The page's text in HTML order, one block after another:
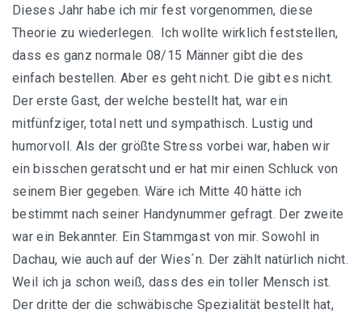
Dieses Jahr habe ich mir fest vorgenommen, diese
Theorie zu wiederlegen. Ich wollte wirklich feststellen,
dass es ganz normale 08/15 Männer gibt die des
einfach bestellen. Aber es geht nicht. Die gibt es nicht.
Der erste Gast, der welche bestellt hat, war ein
mitfünfziger, total nett und sympathisch. Lustig und
humorvoll. Als der größte Stress vorbei war, haben wir
ein bisschen geratscht und er hat mir einen Schluck von
seinem Bier gegeben. Wäre ich Mitte 40 hätte ich
bestimmt nach seiner Handynummer gefragt. Der zweite
war ein Bekannter. Ein Stammgast von mir. Sowohl in
Dachau, wie auch auf der Wies´n. Der zählt natürlich nicht.
Weil ich ja schon weiß, dass des ein toller Mensch ist.
Der dritte der die schwäbische Spezialität bestellt hat,